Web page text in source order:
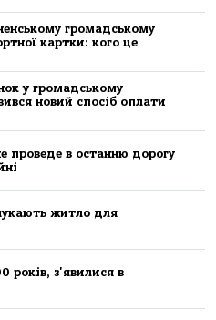
громадському
картки: кого це
у громадському
новий спосіб оплати
проведе в останню дорогу
житло для
років, з'явилися в